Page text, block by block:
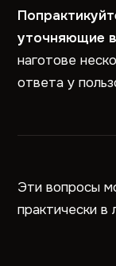
уточняющие
наготове
ответа у
Эти вопросы
практически в